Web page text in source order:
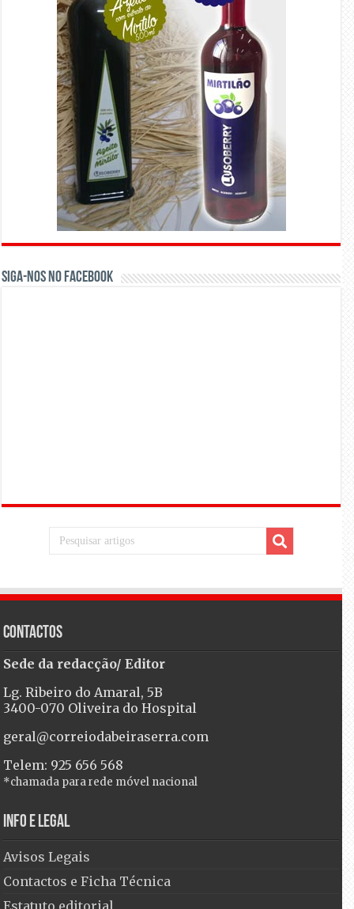
Siga-nos no Facebook
Contactos
Sede da redacção/ Editor
Lg. Ribeiro do Amaral, 5B
3400-070 Oliveira do Hospital
geral@correiodabeiraserra.com
Telem: 925 656 568
*chamada para rede móvel nacional
Info e Legal
Avisos Legais
Contactos e Ficha Técnica